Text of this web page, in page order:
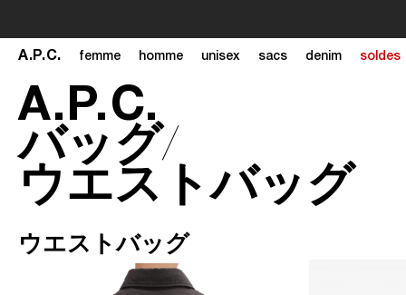
A.P.C. femme homme unisex sacs denim soldes
A.P.C.
バッグ
ウエストバッグ
ウエストバッグ